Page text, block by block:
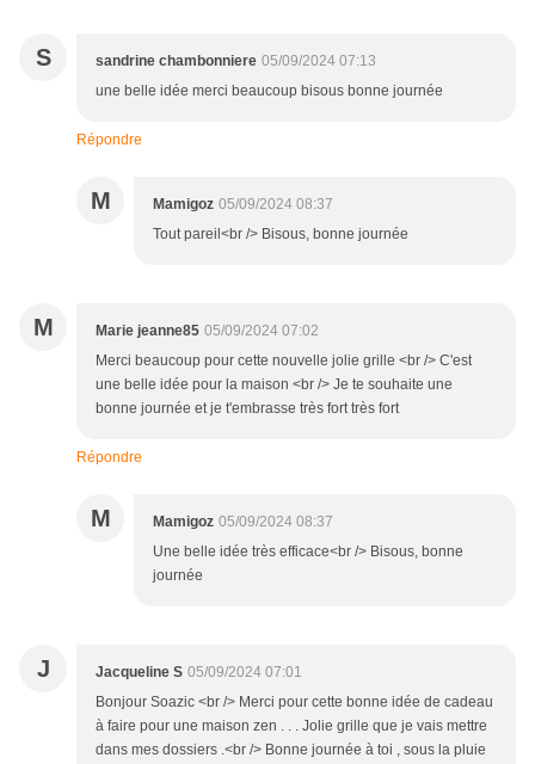
S sandrine chambonniere 05/09/2024 07:13
une belle idée merci beaucoup bisous bonne journée
Répondre
M Mamigoz 05/09/2024 08:37
Tout pareil<br /> Bisous, bonne journée
M Marie jeanne85 05/09/2024 07:02
Merci beaucoup pour cette nouvelle jolie grille <br /> C'est
une belle idée pour la maison <br /> Je te souhaite une
bonne journée et je t'embrasse très fort très fort
Répondre
M Mamigoz 05/09/2024 08:37
Une belle idée très efficace<br /> Bisous, bonne
journée
J Jacqueline S 05/09/2024 07:01
Bonjour Soazic <br /> Merci pour cette bonne idée de cadeau
à faire pour une maison zen . . . Jolie grille que je vais mettre
dans mes dossiers .<br /> Bonne journée à toi , sous la pluie